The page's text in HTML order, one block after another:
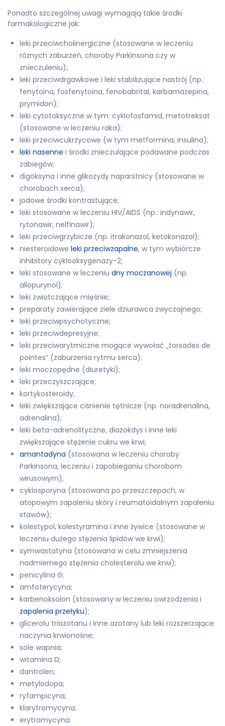
Ponadto szczególnej uwagi wymagają takie środki
farmakologiczne jak:
leki przeciwcholinergiczne (stosowane w leczeniu
różnych zaburzeń, choroby Parkinsona czy w
znieczuleniu);
leki przeciwdrgawkowe i leki stabilizujące nastrój (np.:
fenytoina, fosfenytoina, fenobabrital, karbamazepina,
prymidon);
leki cytotoksyczne w tym: cyklofosfamid, metotreksat
(stosowane w leczeniu raka);
leki przeciwcukrzycowe (w tym metformina, insulina);
leki nasenne i środki znieczulające podawane podczas
zabiegów;
digoksyna i inne glikozydy naparstnicy (stosowane w
chorobach serca);
jodowe środki kontrastujące;
leki stosowane w leczeniu HIV/AIDS (np.: indynawir,
rytonawir, nelfinawir);
leki przeciwgrzybicze (np. itrakonazol, ketokonazol);
niesteroidowe leki przeciwzapalne, w tym wybiórcze
inhibitory cyklooksygenazy-2;
leki stosowane w leczeniu dny moczanowej (np.
allopurynol);
leki zwiotczające mięśnie;
preparaty zawierające ziele dziurawca zwyczajnego;
leki przeciwpsychotyczne;
leki przeciwdepresyjne;
leki przeciwarytmiczne mogące wywołać „torsades de
pointes” (zaburzenia rytmu serca);
leki moczopędne (diuretyki);
leki przeczyszczające;
kortykosteroidy;
leki zwiększające ciśnienie tętnicze (np. noradrenalina,
adrenalina);
leki beta-adrenolityczne, diazokdys i inne leki
zwiększające stężenie cukru we krwi;
amantadyna (stosowana w leczeniu choroby
Parkinsona, leczeniu i zapobieganiu chorobom
wirusowym);
cyklosporyna (stosowana po przeszczepach, w
atopowym zapaleniu skóry i reumatoidalnym zapaleniu
stawów);
kolestypol, kolestyramina i inne żywice (stosowane w
leczeniu dużego stężenia lipidów we krwi);
symwastatyna (stosowana w celu zmniejszenia
nadmiernego stężenia cholesterolu we krwi);
penicylina G;
amfoterycyna;
karbenoksolon (stosowany w leczeniu owrzodzenia i
zapalenia przełyku);
glicerolu triazotanu i inne azotany lub leki rozszerzające
naczynia krwionośne;
sole wapnia;
witamina D;
dantrolen;
metylodopa;
ryfampicyna;
klarytromycyna;
erytromycyna.